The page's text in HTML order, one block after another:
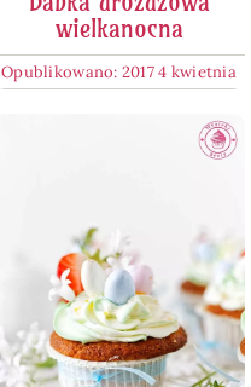
wielkanocna
Opublikowano: 2017 4 kwietnia